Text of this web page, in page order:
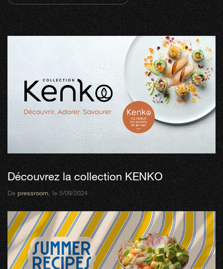
Découvrez la collection KENKO
De pressroom, le 5/09/2024